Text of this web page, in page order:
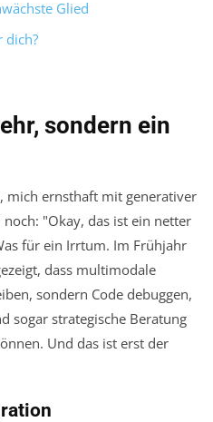
Glied
dich?
sondern ein
mich ernsthaft mit generativer
"Okay, das ist ein netter
für ein Irrtum. Im Frühjahr
dass multimodale
sondern Code debuggen,
sogar strategische Beratung
Und das ist erst der